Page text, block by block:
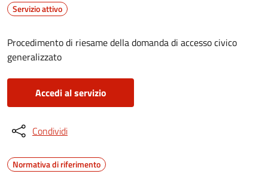
Servizio attivo
Procedimento di riesame della domanda di accesso civico
generalizzato
Accedi al servizio
Condividi
Normativa di riferimento